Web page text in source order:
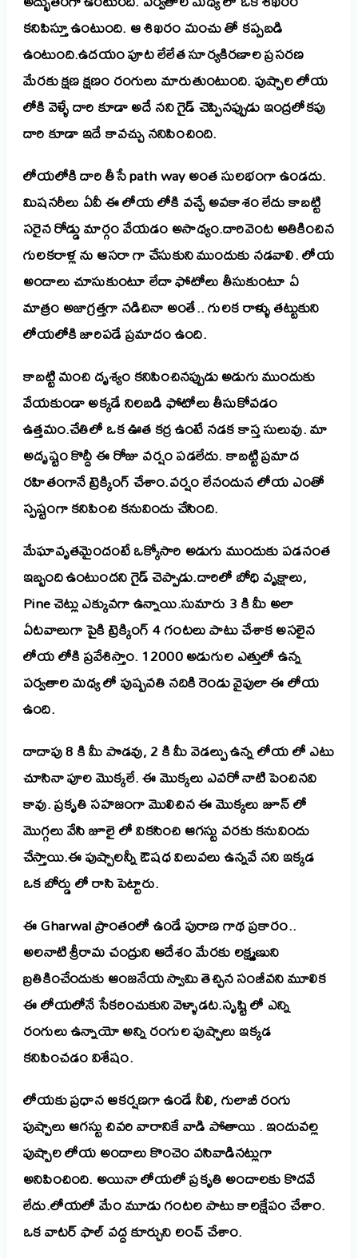
కనిపిస్తూ ఉంటుంది. ఆ శిఖరం మంచు తో కప్పబడి
ఉంటుంది.ఉదయం పూట లేలేత సూర్యకిరణాల ప్రసరణ
మేరకు క్షణ క్షణం రంగులు మారుతుంటుంది. పుష్పాల లోయ
లోకి వెళ్ళే దారి కూడా అదే నని గైడ్ చెప్పినప్పుడు ఇంద్రలోకపు
దారి కూడా ఇదే కావచ్చు ననిపించింది.
లోయలోకి దారి తీసే path way అంత సులభంగా ఉండదు.
మిషనరీలు ఏవీ ఈ లోయ లోకి వచ్చే అవకాశం లేదు కాబట్టి
సరైన రోడ్డు మార్గం వేయడం అసాధ్యం.దారివెంట అతికించిన
గులకరాళ్ల ను ఆసరా గా చేసుకుని ముందుకు నడవాలి. లోయ
అందాలు చూసుకుంటూ లేదా ఫోటోలు తీసుకుంటూ ఏ
మాత్రం అజాగ్రత్తగా నడిచినా అంతే.. గులక రాళ్ళు తట్టుకుని
లోయలోకి జారిపడే ప్రమాదం ఉంది.
కాబట్టి మంచి దృశ్యం కనిపించినప్పుడు అడుగు ముందుకు
వేయకుండా అక్కడే నిలబడి ఫోటోలు తీసుకోవడం
ఉత్తమం.చేతిలో ఒక ఊత కర్ర ఉంటే నడక కాస్త సులువు. మా
అదృష్టం కొద్దీ ఈ రోజు వర్షం పడలేదు. కాబట్టి ప్రమాద
రహితంగానే ట్రెక్కింగ్ చేశాం.వర్షం లేనందున లోయ ఎంతో
స్పష్టంగా కనిపించి కనువిందు చేసింది.
మేఘావృతమైందంటే ఒక్కోసారి అడుగు ముందుకు పడనంత
ఇబ్బంది ఉంటుందని గైడ్ చెప్పాడు.దారిలో బోధి వృక్షాలు,
Pine చెట్లు ఎక్కువగా ఉన్నాయి.సుమారు 3 కి మీ అలా
ఏటవాలుగా పైకి ట్రెక్కింగ్ 4 గంటలు పాటు చేశాక అసలైన
లోయ లోకి ప్రవేశిస్తాం. 12000 అడుగుల ఎత్తులో ఉన్న
పర్వతాల మధ్య లో పుష్పవతి నదికి రెండు వైపులా ఈ లోయ
ఉంది.
దాదాపు 8 కి మీ పొడవు, 2 కి మీ వెడల్పు ఉన్న లోయ లో ఎటు
చూసినా పూల మొక్కలే.ఈ మొక్కలు ఎవరో నాటి పెంచినవి
కావు. ప్రకృతి సహజంగా మొలిచిన ఈ మొక్కలు జూన్ లో
మొగ్గలు వేసి జూలై లో వికసించి ఆగస్టు వరకు కనువిందు
చేస్తాయి.ఈ పుష్పాలన్నీ ఔషధ విలువలు ఉన్నవే నని ఇక్కడ
ఒక బోర్డు లో రాసి పెట్టారు.
ఈ Gharwal ప్రాంతంలో ఉండే పురాణ గాథ ప్రకారం..
అలనాటి శ్రీరామ చంద్రుని ఆదేశం మేరకు లక్ష్మణుని
బ్రతికించేందుకు ఆంజనేయ స్వామి తెచ్చిన సంజీవని మూలిక
ఈ లోయలోనే సేకరించుకుని వెళ్ళాడట.సృష్టి లో ఎన్ని
రంగులు ఉన్నాయో అన్ని రంగుల పుష్పాలు ఇక్కడ
కనిపించడం విశేషం.
లోయకు ప్రధాన ఆకర్షణగా ఉండేనీలి, గులాబీ రంగు
పుష్పాలు ఆగస్టు చివరి వారానికే వాడి పోతాయి . ఇందువల్ల
పుష్పాల లోయ అందాలు కొంచెం వసివాడినట్లుగా
అనిపించింది. అయినా లోయలో ప్రకృతి అందాలకు కొదవే
లేదు.లోయలో మేం మూడు గంటల పాటు కాలక్షేపం చేశాం.
ఒక వాటర్ ఫాల్ వద్ద కూర్చుని లంచ్ చేశాం.